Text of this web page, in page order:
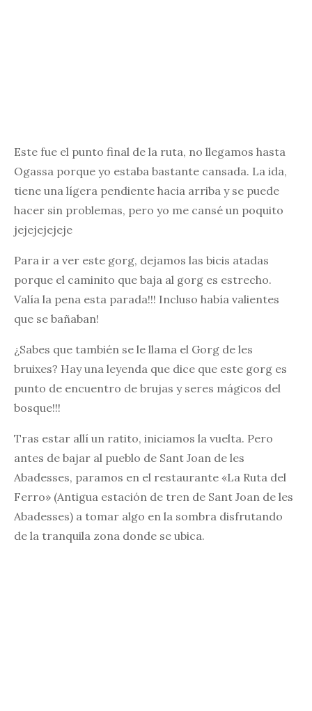
Este fue el punto final de la ruta, no llegamos hasta
Ogassa porque yo estaba bastante cansada. La ida,
tiene una lígera pendiente hacia arriba y se puede
hacer sin problemas, pero yo me cansé un poquito
jejejejejeje
Para ir a ver este gorg, dejamos las bicis atadas
porque el caminito que baja al gorg es estrecho.
Valía la pena esta parada!!! Incluso había valientes
que se bañaban!
¿Sabes que también se le llama el Gorg de les
bruixes? Hay una leyenda que dice que este gorg es
punto de encuentro de brujas y seres mágicos del
bosque!!!
Tras estar allí un ratito, iniciamos la vuelta. Pero
antes de bajar al pueblo de Sant Joan de les
Abadesses, paramos en el restaurante «La Ruta del
Ferro» (Antigua estación de tren de Sant Joan de les
Abadesses) a tomar algo en la sombra disfrutando
de la tranquila zona donde se ubica.